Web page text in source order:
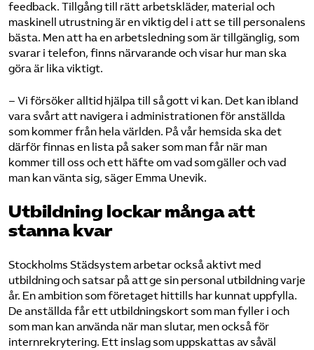
feedback. Tillgång till rätt arbetskläder, material och
maskinell utrustning är en viktig del i att se till personalens
bästa. Men att ha en arbetsledning som är tillgänglig, som
svarar i telefon, finns närvarande och visar hur man ska
göra är lika viktigt.
– Vi försöker alltid hjälpa till så gott vi kan. Det kan ibland
vara svårt att navigera i administrationen för anställda
som kommer från hela världen. På vår hemsida ska det
därför finnas en lista på saker som man får när man
kommer till oss och ett häfte om vad som gäller och vad
man kan vänta sig, säger Emma Unevik.
Utbildning lockar många att
stanna kvar
Stockholms Städsystem arbetar också aktivt med
utbildning och satsar på att ge sin personal utbildning varje
år. En ambition som företaget hittills har kunnat uppfylla.
De anställda får ett utbildningskort som man fyller i och
som man kan använda när man slutar, men också för
internrekrytering. Ett inslag som uppskattas av såväl